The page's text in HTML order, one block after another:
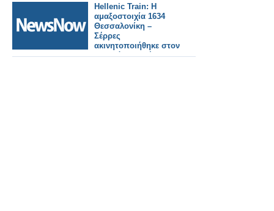
Hellenic Train: Η
αμαξοστοιχία 1634
Θεσσαλονίκη –
Σέρρες
ακινητοποιήθηκε στον
Σταθμό Μουριές,